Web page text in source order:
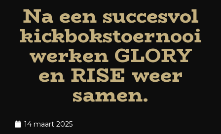
Na een succesvol
kickbokstoernooi
werken GLORY
en RISE weer
samen.
14 maart 2025